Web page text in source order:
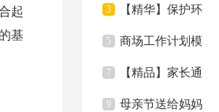
起
基
范文汇编6篇
3 【精华】保护环
境倡议书汇总八篇
5 商场工作计划模
板集合九篇
7 【精品】家长通
知合集10篇
9 母亲节送给妈妈